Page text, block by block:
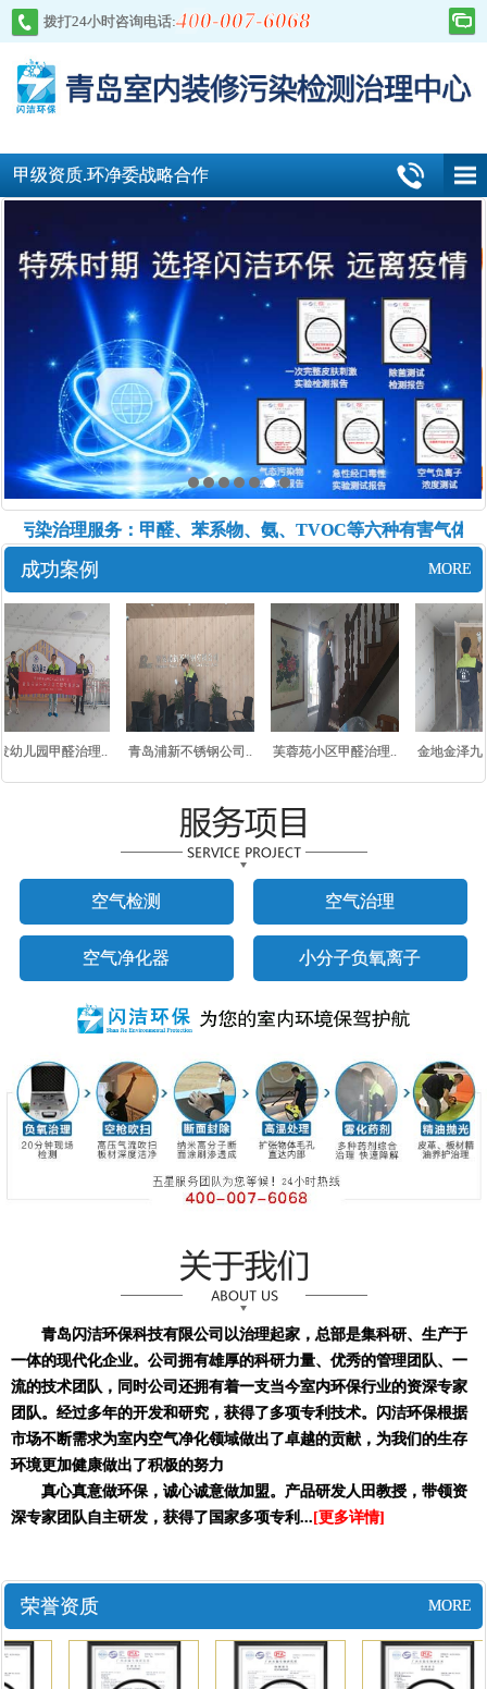
拨打24小时咨询电话:400-007-6068
甲级资质.环净委战略合作
染治理服务：甲醛、苯系物、氨、TVOC等六种有害气体的
成功案例 MORE
幼儿园甲醛治理.. 青岛浦新不锈钢公司.. 芙蓉苑小区甲醛治理.. 金地金泽九
空气检测 空气治理
空气净化器 小分子负氧离子
青岛闪洁环保科技有限公司以治理起家，总部是集科研、生产于
一体的现代化企业。公司拥有雄厚的科研力量、优秀的管理团队、一
流的技术团队，同时公司还拥有着一支当今室内环保行业的资深专家
团队。经过多年的开发和研究，获得了多项专利技术。闪洁环保根据
市场不断需求为室内空气净化领域做出了卓越的贡献，为我们的生存
环境更加健康做出了积极的努力
真心真意做环保，诚心诚意做加盟。产品研发人田教授，带领资
深专家团队自主研发，获得了国家多项专利... [更多详情]
荣誉资质 MORE